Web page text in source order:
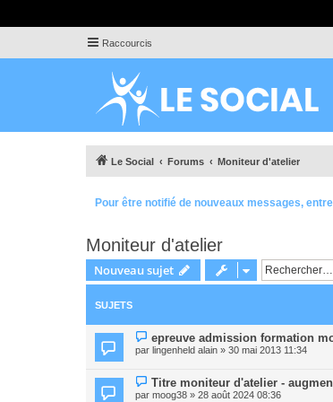
Raccourcis
Le Social Forums Moniteur d'atelier
Pour être notifié de nouveaux messages,
Moniteur d'atelier
Nouveau sujet
SUJETS
epreuve admission formation
par lingenheld alain » 30 mai 2013 11:34
Titre moniteur d'atelier -
par moog38 » 28 août 2024 08:36